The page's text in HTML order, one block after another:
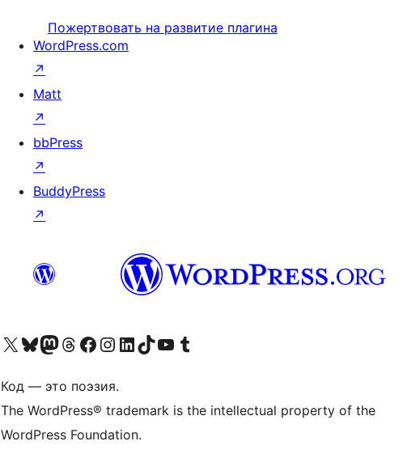
Пожертвовать на развитие плагина
WordPress.com
↗
Matt
↗
bbPress
↗
BuddyPress
↗
Посетите нас в X (ранее Twitter)
Посетите нашу учётную запись в Bluesky
Посетите нашу ленту в Mastodon
Посетите нашу учётную запись в Threads
Посетите нашу страницу на Facebook
Посетите наш Instagram
Посетите нашу страницу в LinkedIn
Посетите нашу учётную запись в TikTok
Посетите наш канал YouTube
Посетите нашу учётную запись в Tumblr
Код — это поэзия.
The WordPress® trademark is the intellectual property of the
WordPress Foundation.